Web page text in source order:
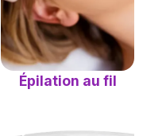
Épilation au fil